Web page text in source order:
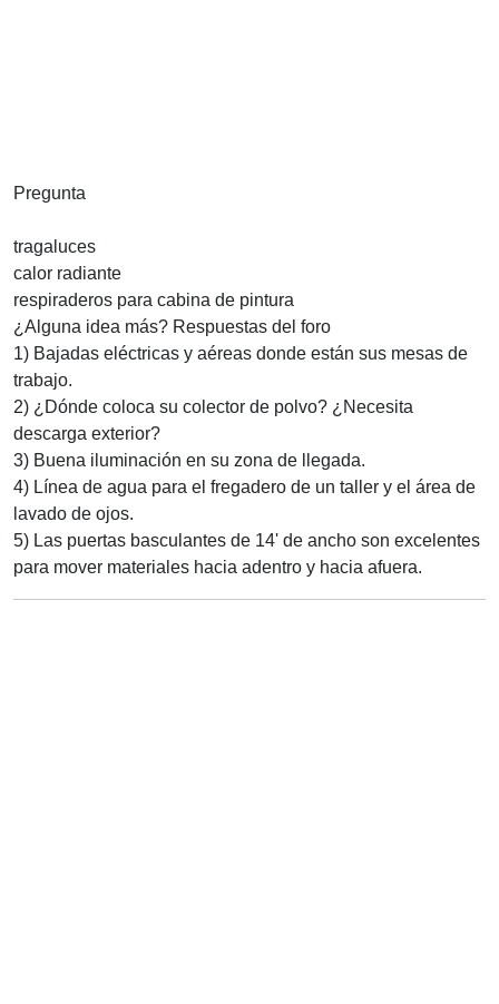
Pregunta
tragaluces
calor radiante
respiraderos para cabina de pintura
¿Alguna idea más? Respuestas del foro
1) Bajadas eléctricas y aéreas donde están sus mesas de
trabajo.
2) ¿Dónde coloca su colector de polvo? ¿Necesita
descarga exterior?
3) Buena iluminación en su zona de llegada.
4) Línea de agua para el fregadero de un taller y el área de
lavado de ojos.
5) Las puertas basculantes de 14' de ancho son excelentes
para mover materiales hacia adentro y hacia afuera.